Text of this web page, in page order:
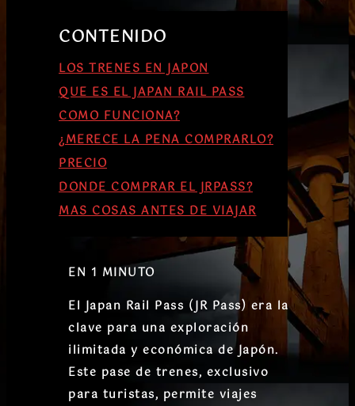
CONTENIDO
LOS TRENES EN JAPON
QUE ES EL JAPAN RAIL PASS
COMO FUNCIONA?
¿MERECE LA PENA COMPRARLO?
PRECIO
DONDE COMPRAR EL JRPASS?
MAS COSAS ANTES DE VIAJAR
EN 1 MINUTO
El Japan Rail Pass (JR Pass) era la
clave para una exploración
ilimitada y económica de Japón.
Este pase de trenes, exclusivo
para turistas, permite viajes